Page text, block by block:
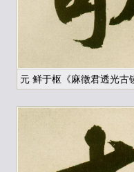
元 鲜于枢《麻徵君透光古